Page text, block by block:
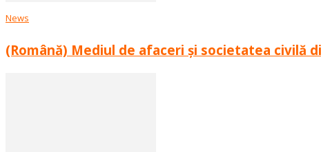
News
(Română) Mediul de afaceri și societatea civilă